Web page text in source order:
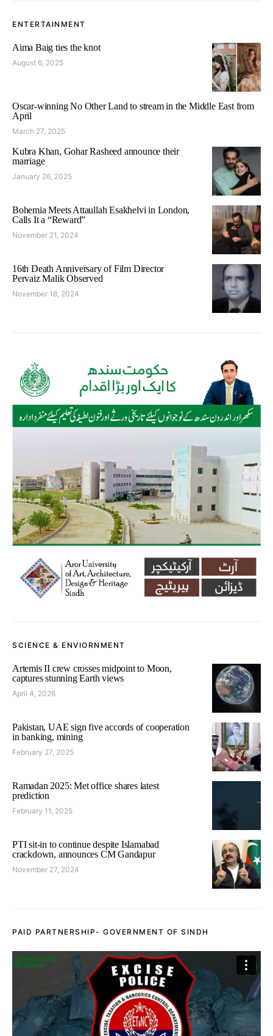
ENTERTAINMENT
Aima Baig ties the knot
August 6, 2025
Oscar-winning No Other Land to stream in the Middle East from
April
March 27, 2025
Kubra Khan, Gohar Rasheed announce their
marriage
January 26, 2025
Bohemia Meets Attaullah Esakhelvi in London,
Calls It a “Reward”
November 21, 2024
16th Death Anniversary of Film Director
Pervaiz Malik Observed
November 18, 2024
SCIENCE & ENVIORNMENT
Artemis II crew crosses midpoint to Moon,
captures stunning Earth views
April 4, 2026
Pakistan, UAE sign five accords of cooperation
in banking, mining
February 27, 2025
Ramadan 2025: Met office shares latest
prediction
February 11, 2025
PTI sit-in to continue despite Islamabad
crackdown, announces CM Gandapur
November 27, 2024
PAID PARTNERSHIP- GOVERNMENT OF SINDH